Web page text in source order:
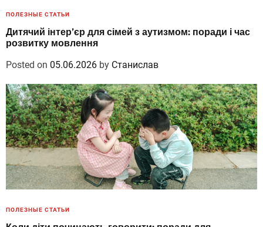
ПОЛЕЗНЫЕ СТАТЬИ
Дитячий інтер’єр для сімей з аутизмом: поради і час
розвитку мовлення
Posted on 05.06.2026 by Станислав
ПОЛЕЗНЫЕ СТАТЬИ